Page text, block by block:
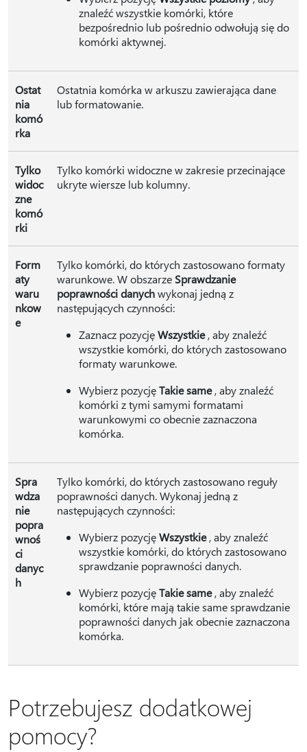
znaleźć wszystkie komórki, które
bezpośrednio lub pośrednio odwołują się do
komórki aktywnej.
Ostat
nia
komó
rka
Ostatnia komórka w arkuszu zawierająca dane
lub formatowanie.
Tylko
widoc
zne
komó
rki
Tylko komórki widoczne w zakresie przecinające
ukryte wiersze lub kolumny.
Form
aty
waru
nkow
e
Tylko komórki, do których zastosowano formaty
warunkowe. W obszarze Sprawdzanie
poprawności danychwykonaj jedną z
następujących czynności:
Zaznacz pozycjęWszystkie, aby znaleźć
wszystkie komórki, do których zastosowano
formaty warunkowe.
Wybierz pozycjęTakie same, aby znaleźć
komórki z tymi samymi formatami
warunkowymi co obecnie zaznaczona
komórka.
Spra
wdza
nie
popra
wnoś
ci
danyc
h
Tylko komórki, do których zastosowano reguły
poprawności danych. Wykonaj jedną z
następujących czynności:
Wybierz pozycjęWszystkie, aby znaleźć
wszystkie komórki, do których zastosowano
sprawdzanie poprawności danych.
Wybierz pozycjęTakie same, aby znaleźć
komórki, które mają takie same sprawdzanie
poprawności danych jak obecnie zaznaczona
komórka.
Potrzebujesz dodatkowej
pomocy?